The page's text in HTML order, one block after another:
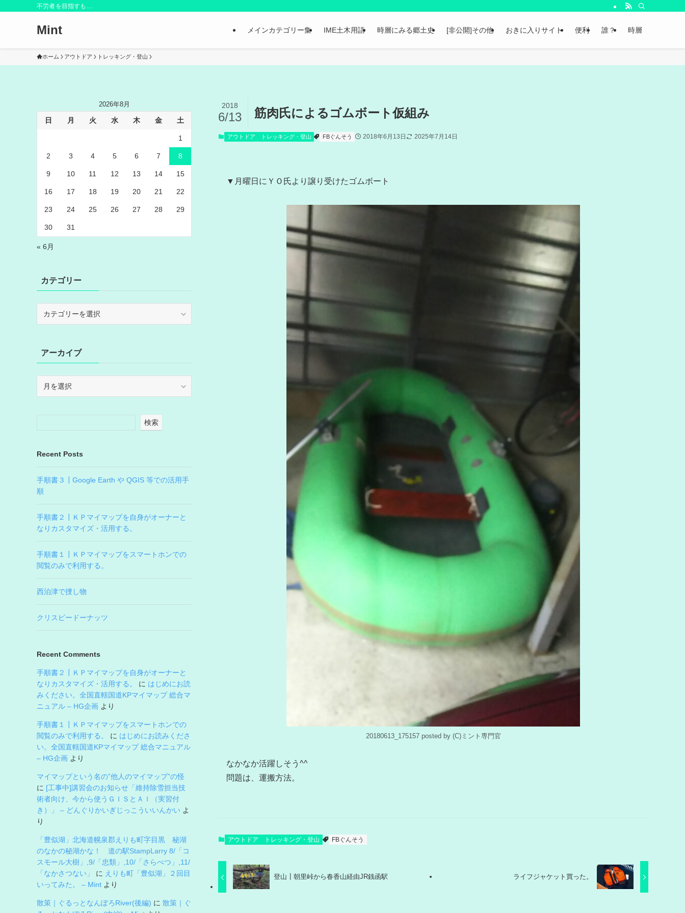
不労者を目指すも…
Mint メインカテゴリー集 IME土木用語 時層にみる郷土史 [非公開]その他 おきに入りサイト 便利 誰？ 時層
ホーム アウトドア トレッキング・登山
筋肉氏によるゴムボート仮組み
2018
6/13
アウトドア トレッキング・登山 FBぐんそう 2018年6月13日 2025年7月14日
▼月曜日にＹＯ氏より譲り受けたゴムボート
20180613_175157 posted by (C)ミント専門官
なかなか活躍しそう^^
問題は、運搬方法。
アウトドア トレッキング・登山 FBぐんそう
登山┃朝里峠から春香山経由JR銭函駅 ライフジャケット買った。
2026年8月
日 月 火 水 木 金 土
1
2 3 4 5 6 7 8
9 10 11 12 13 14 15
16 17 18 19 20 21 22
23 24 25 26 27 28 29
30 31
« 6月
カテゴリー
ーアーカイブ
イ
検索
Recent Posts
手順書３┃Google Earth や QGIS 等での活用手
順
手順書２┃ＫＰマイマップを自身がオーナーと
なりカスタマイズ・活用する。
手順書１┃ＫＰマイマップをスマートホンでの
閲覧のみで利用する。
西泊津で捜し物
クリスピードーナッツ
Recent Comments
手順書２┃ＫＰマイマップを自身がオーナーと
なりカスタマイズ・活用する。
に はじめにお読
みください。全国直轄国道KPマイマップ 総合マ
ニュアル – HG企画 より
手順書１┃ＫＰマイマップをスマートホンでの
閲覧のみで利用する。
に はじめにお読みくださ
い。全国直轄国道KPマイマップ 総合マニュアル
– HG企画 より
マイマップという名の”他人のマイマップ”の怪
に [工事中]講習会のお知らせ「維持除雪担当技
術者向け、今から使うＧＩＳとＡＩ（実習付
き）」 – どんぐりかいぎじっこういいんかい よ
り
「豊似湖」北海道幌泉郡えりも町字目黒 秘湖
のなかの秘湖かな！ 道の駅StampLarry 8/「コ
スモール大樹」,9/「忠類」,10/「さらべつ」,11/
「なかさつない」
に えりも町「豊似湖」２回目
いってみた。 – Mint より
散策｜ぐるっとなんぽろRiver(後編) に 散策｜ぐ